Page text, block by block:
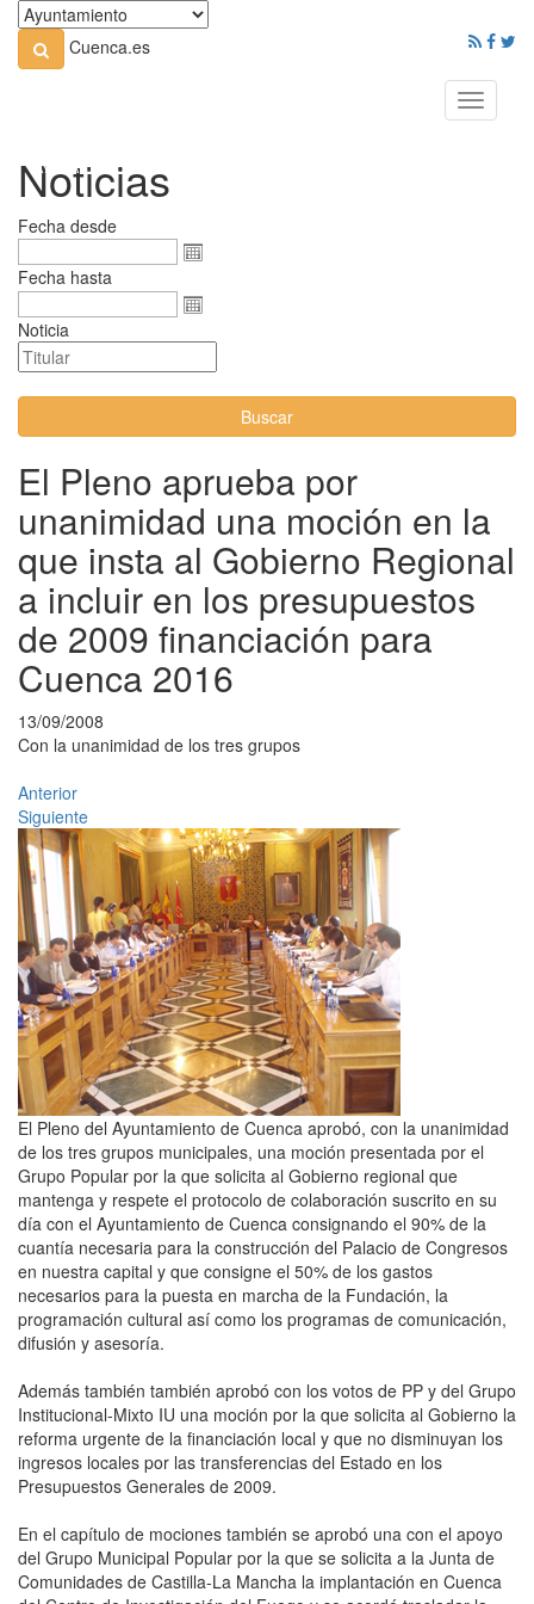
Cuenca.es
Toggle
Noticias
Fecha desde
Fecha hasta
Noticia
Buscar
El Pleno aprueba por
unanimidad una moción en la
que insta al Gobierno Regional
a incluir en los presupuestos
de 2009 financiación para
Cuenca 2016
13/09/2008
Con la unanimidad de los tres grupos
Anterior
Siguiente
El Pleno del Ayuntamiento de Cuenca aprobó, con la unanimidad
de los tres grupos municipales, una moción presentada por el
Grupo Popular por la que solicita al Gobierno regional que
mantenga y respete el protocolo de colaboración suscrito en su
día con el Ayuntamiento de Cuenca consignando el 90% de la
cuantía necesaria para la construcción del Palacio de Congresos
en nuestra capital y que consigne el 50% de los gastos
necesarios para la puesta en marcha de la Fundación, la
programación cultural así como los programas de comunicación,
difusión y asesoría.
Además también también aprobó con los votos de PP y del Grupo
Institucional-Mixto IU una moción por la que solicita al Gobierno la
reforma urgente de la financiación local y que no disminuyan los
ingresos locales por las transferencias del Estado en los
Presupuestos Generales de 2009.
En el capítulo de mociones también se aprobó una con el apoyo
del Grupo Municipal Popular por la que se solicita a la Junta de
Comunidades de Castilla-La Mancha la implantación en Cuenca